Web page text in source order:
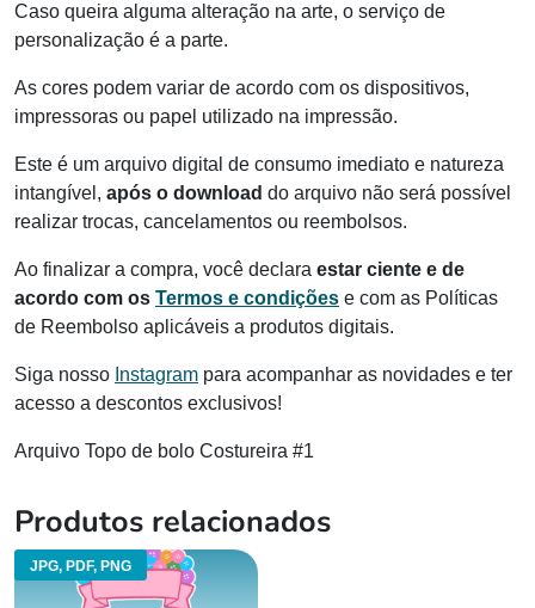
Caso queira alguma alteração na arte, o serviço de
personalização é a parte.
As cores podem variar de acordo com os dispositivos,
impressoras ou papel utilizado na impressão.
Este é um arquivo digital de consumo imediato e natureza
intangível, após o download do arquivo não será possível
realizar trocas, cancelamentos ou reembolsos.
Ao finalizar a compra, você declara estar ciente e de
acordo com os Termos e condições e com as Políticas
de Reembolso aplicáveis a produtos digitais.
Siga nosso Instagram para acompanhar as novidades e ter
acesso a descontos exclusivos!
Arquivo Topo de bolo Costureira #1
Produtos relacionados
JPG, PDF, PNG